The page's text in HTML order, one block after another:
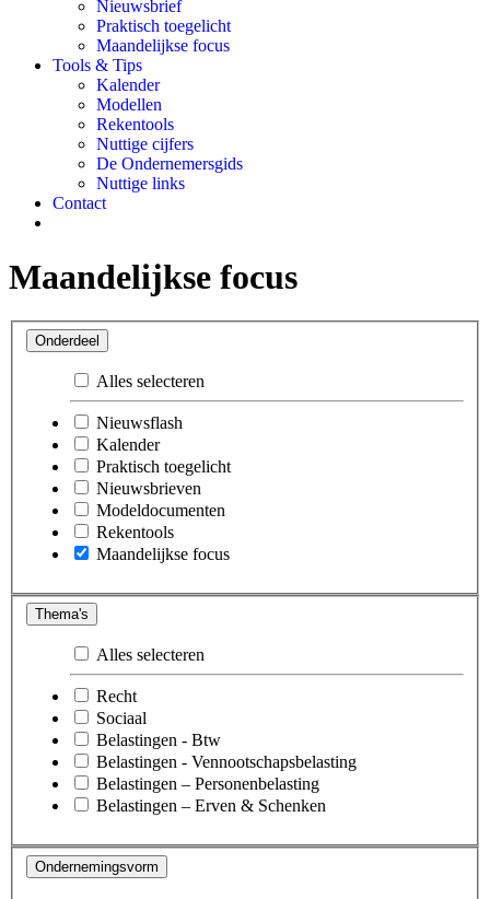
Nieuwsbrief
Praktisch toegelicht
Maandelijkse focus
Tools & Tips
Kalender
Modellen
Rekentools
Nuttige cijfers
De Ondernemersgids
Nuttige links
Contact
Maandelijkse focus
Onderdeel
Alles selecteren
Nieuwsflash
Kalender
Praktisch toegelicht
Nieuwsbrieven
Modeldocumenten
Rekentools
Maandelijkse focus
Thema's
Alles selecteren
Recht
Sociaal
Belastingen - Btw
Belastingen - Vennootschapsbelasting
Belastingen – Personenbelasting
Belastingen – Erven & Schenken
Ondernemingsvorm